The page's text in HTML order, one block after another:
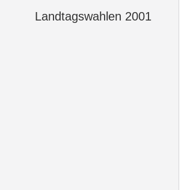
Landtagswahlen 2001